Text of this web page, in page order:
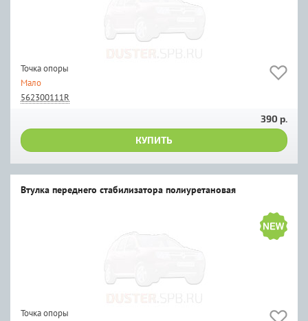
Точка опоры
Мало
562300111R
390 р.
КУПИТЬ
Втулка переднего стабилизатора полиуретановая
Точка опоры